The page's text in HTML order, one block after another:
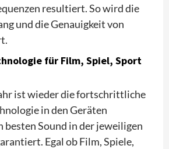
resultiert. So wird die
und die Genauigkeit von
für Film, Spiel, Sport
ist wieder die fortschrittliche
in den Geräten
besten Sound in der jeweiligen
Egal ob Film, Spiele,